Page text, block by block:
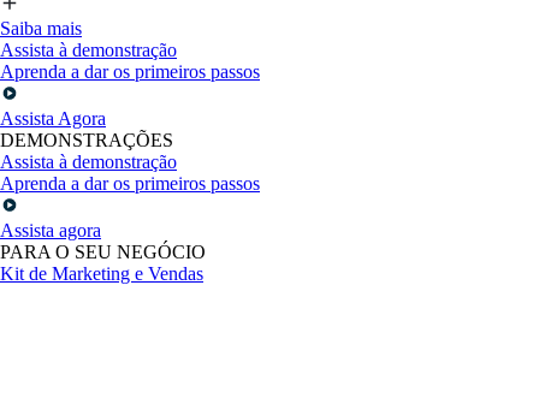
Saiba mais
Assista à demonstração
Aprenda a dar os primeiros passos
Assista Agora
DEMONSTRAÇÕES
Assista à demonstração
Aprenda a dar os primeiros passos
Assista agora
PARA O SEU NEGÓCIO
Kit de Marketing e Vendas